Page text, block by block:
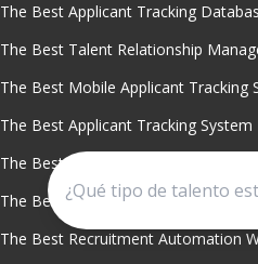
The Best Applicant Tracking
The Best Talent Relationship
The Best Mobile Applicant Tracking
The Best Applicant Tracking System
The Best Applicant Tracking
The Best Applicant Tracking
The Best Recruitment Automation